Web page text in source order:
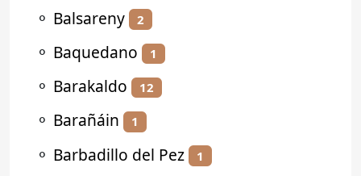
⚬ Balsareny 2
⚬ Baquedano 1
⚬ Barakaldo 12
⚬ Barañáin 1
⚬ Barbadillo del Pez 1